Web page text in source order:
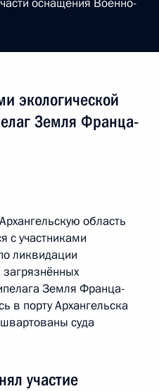
экологической
Земля Франца-
область
с участниками
ликвидации
Земля Франца-
в порту Архангельска
суда
участие